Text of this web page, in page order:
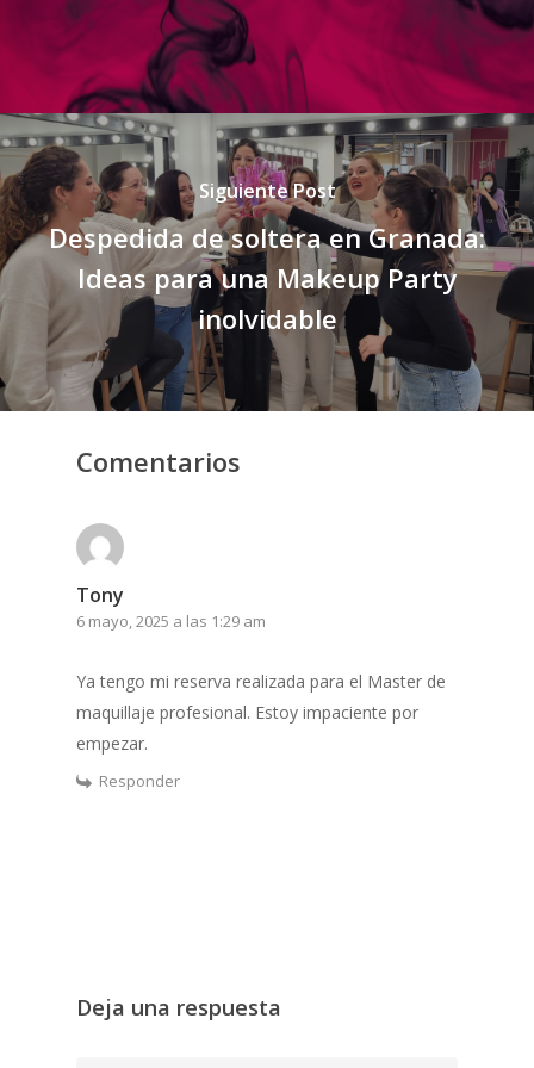
Siguiente Post
Despedida de soltera en Granada:
Ideas para una Makeup Party
inolvidable
Comentarios
Tony
6 mayo, 2025 a las 1:29 am
Ya tengo mi reserva realizada para el Master de
maquillaje profesional. Estoy impaciente por
empezar.
Responder
Deja una respuesta